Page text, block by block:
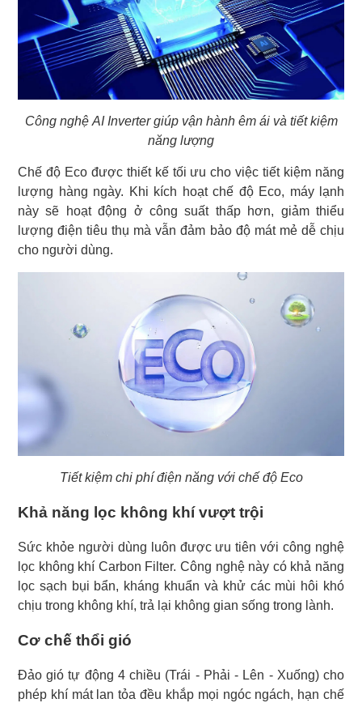
Công nghệ AI Inverter giúp vận hành êm ái và tiết kiệm
năng lượng
Chế độ Eco được thiết kế tối ưu cho việc tiết kiệm năng
lượng hàng ngày. Khi kích hoạt chế độ Eco, máy lạnh
này sẽ hoạt động ở công suất thấp hơn, giảm thiểu
lượng điện tiêu thụ mà vẫn đảm bảo độ mát mẻ dễ chịu
cho người dùng.
Tiết kiệm chi phí điện năng với chế độ Eco
Khả năng lọc không khí vượt trội
Sức khỏe người dùng luôn được ưu tiên với công nghệ
lọc không khí Carbon Filter. Công nghệ này có khả năng
lọc sạch bụi bẩn, kháng khuẩn và khử các mùi hôi khó
chịu trong không khí, trả lại không gian sống trong lành.
Cơ chế thổi gió
Đảo gió tự động 4 chiều (Trái - Phải - Lên - Xuống) cho
phép khí mát lan tỏa đều khắp mọi ngóc ngách, hạn chế